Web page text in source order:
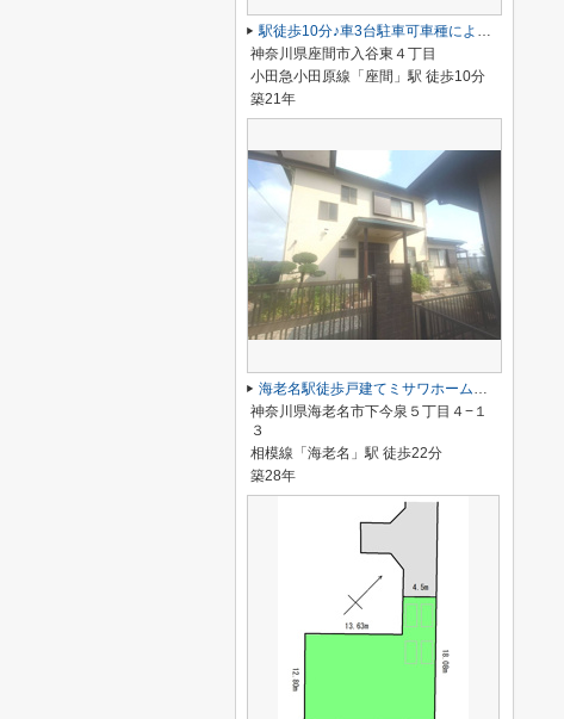
駅徒歩10分♪車3台駐車可車種による3LDK＋S＋ロフト、ウッドデッキ
神奈川県座間市入谷東４丁目
小田急小田原線「座間」駅 徒歩10分
築21年
海老名駅徒歩戸建てミサワホーム施工
神奈川県海老名市下今泉５丁目４−１
３
相模線「海老名」駅 徒歩22分
築28年